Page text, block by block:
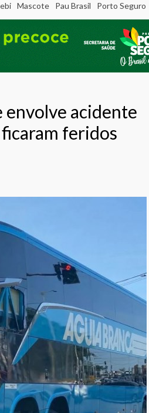
Mascote Pau Brasil Porto Seguro
envolve acidente
feridos